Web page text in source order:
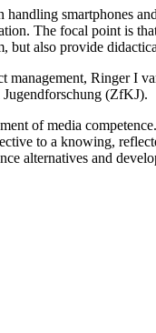
smartphones
The focal point is
but also provide
Ringer
(ZfKJ).
of media
to a knowing,
alternatives and